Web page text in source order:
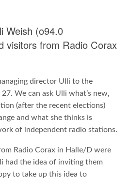
Weish (o94.0
visitors from Radio Corax
director Ulli to the
We can ask Ulli what’s new,
(after the recent elections)
and what she thinks is
of independent radio stations.
Radio Corax in Halle/D were
had the idea of inviting them
to take up this idea to